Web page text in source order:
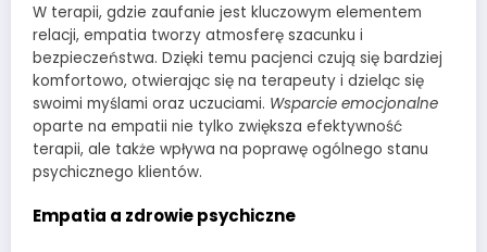
W terapii, gdzie zaufanie jest kluczowym elementem
relacji, empatia tworzy atmosferę szacunku i
bezpieczeństwa. Dzięki temu pacjenci czują się bardziej
komfortowo, otwierając się na terapeuty i dzieląc się
swoimi myślami oraz uczuciami. Wsparcie emocjonalne
oparte na empatii nie tylko zwiększa efektywność
terapii, ale także wpływa na poprawę ogólnego stanu
psychicznego klientów.
Empatia a zdrowie psychiczne